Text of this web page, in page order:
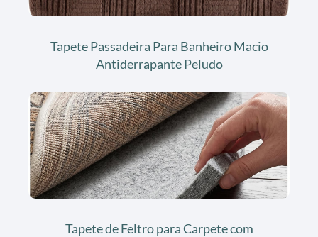
Tapete Passadeira Para Banheiro Macio
Antiderrapante Peludo
Tapete de Feltro para Carpete com